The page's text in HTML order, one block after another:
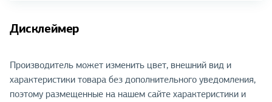
Дисклеймер
Производитель может изменить цвет, внешний вид и
характеристики товара без дополнительного уведомления,
поэтому размещенные на нашем сайте характеристики и